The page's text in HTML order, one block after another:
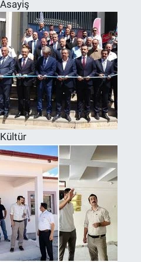
Asayiş
Kültür